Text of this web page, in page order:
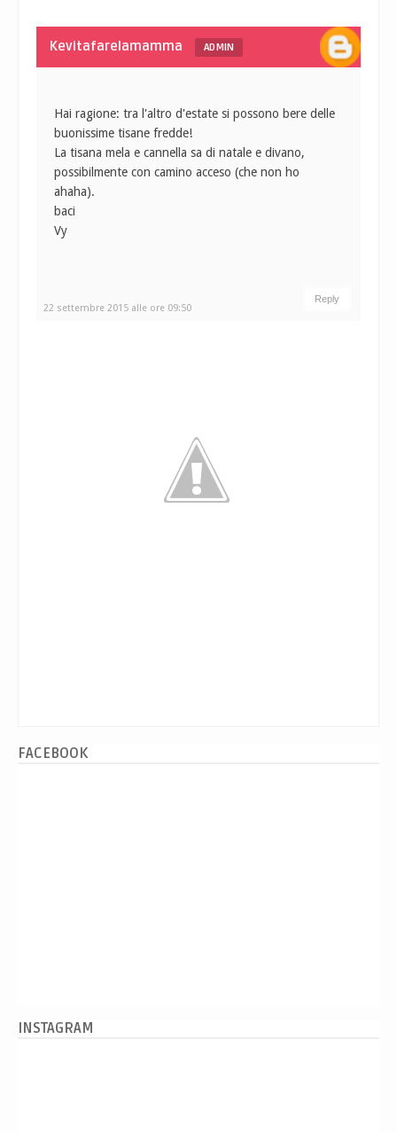
Kevitafarelamamma ADMIN
22 settembre 2015 alle ore 09:50
Hai ragione: tra l'altro d'estate si possono bere delle
buonissime tisane fredde!
La tisana mela e cannella sa di natale e divano,
possibilmente con camino acceso (che non ho
ahaha).
baci
Vy
Reply
FACEBOOK
INSTAGRAM